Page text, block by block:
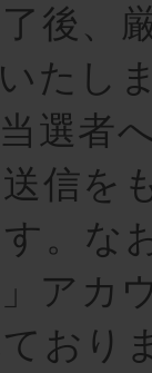
後、
たし
選者
信を
。な
アカ
おり